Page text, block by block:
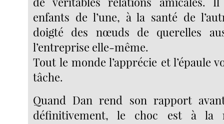
enfants de l’une, à la santé de
doigté des nœuds de querelles
l’entreprise elle-même.
Tout le monde l’apprécie et l’épaule
tâche.
Quand Dan rend son rapport
définitivement, le choc est à la